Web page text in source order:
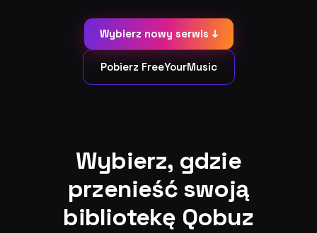
Wybierz nowy serwis ↓
Pobierz FreeYourMusic
Wybierz, gdzie
przenieść swoją
bibliotekę Qobuz